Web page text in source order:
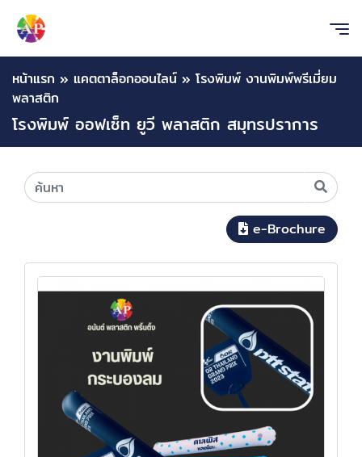
หน้าแรก » แคตตาล็อกออนไลน์ » โรงพิมพ์ งานพิมพ์พรีเมี่ยม
พลาสติก
โรงพิมพ์ ออฟเซ็ท ยูวี พลาสติก สมุทรปราการ
e-Brochure